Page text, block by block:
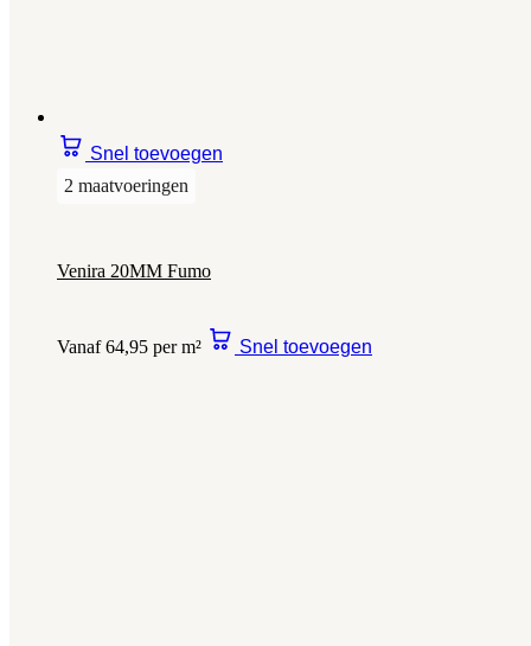
Snel toevoegen
2 maatvoeringen
Venira 20MM Fumo
Vanaf 64,95 per m² Snel toevoegen